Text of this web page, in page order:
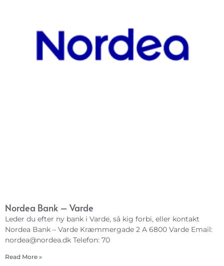
Nordea Bank – Varde
Leder du efter ny bank i Varde, så kig forbi, eller kontakt
Nordea Bank – Varde Kræmmergade 2 A 6800 Varde Email:
nordea@nordea.dk Telefon: 70
Read More »